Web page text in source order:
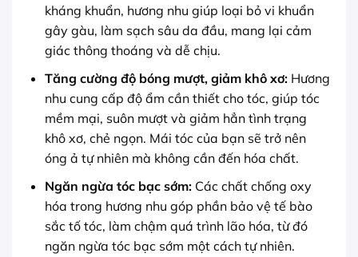
kháng khuẩn, hương nhu giúp loại bỏ vi khuẩn
gây gàu, làm sạch sâu da đầu, mang lại cảm
giác thông thoáng và dễ chịu.
Tăng cường độ bóng mượt, giảm khô xơ:Hương
nhu cung cấp độ ẩm cần thiết cho tóc, giúp tóc
mềm mại, suôn mượt và giảm hẳn tình trạng
khô xơ, chẻ ngọn. Mái tóc của bạn sẽ trở nên
óng ả tự nhiên mà không cần đến hóa chất.
Ngăn ngừa tóc bạc sớm:Các chất chống oxy
hóa trong hương nhu góp phần bảo vệ tế bào
sắc tố tóc, làm chậm quá trình lão hóa, từ đó
ngăn ngừa tóc bạc sớm một cách tự nhiên.